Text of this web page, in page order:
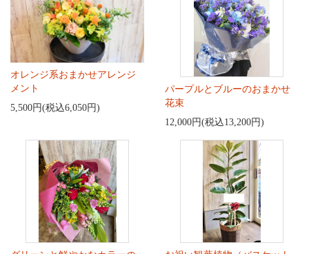
オレンジ系おまかせアレンジ
メント
5,500円(税込6,050円)
パープルとブルーのおまかせ
花束
12,000円(税込13,200円)